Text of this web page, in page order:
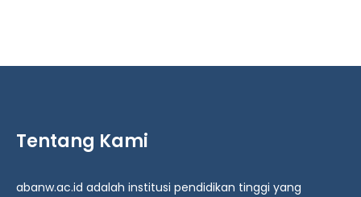
Tentang Kami
abanw.ac.id adalah institusi pendidikan tinggi yang